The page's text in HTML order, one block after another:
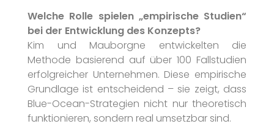
Welche Rolle spielen „empirische Studien“
bei der Entwicklung des Konzepts?
Kim und Mauborgne entwickelten die
Methode basierend auf über 100 Fallstudien
erfolgreicher Unternehmen. Diese empirische
Grundlage ist entscheidend – sie zeigt, dass
Blue-Ocean-Strategien nicht nur theoretisch
funktionieren, sondern real umsetzbar sind.